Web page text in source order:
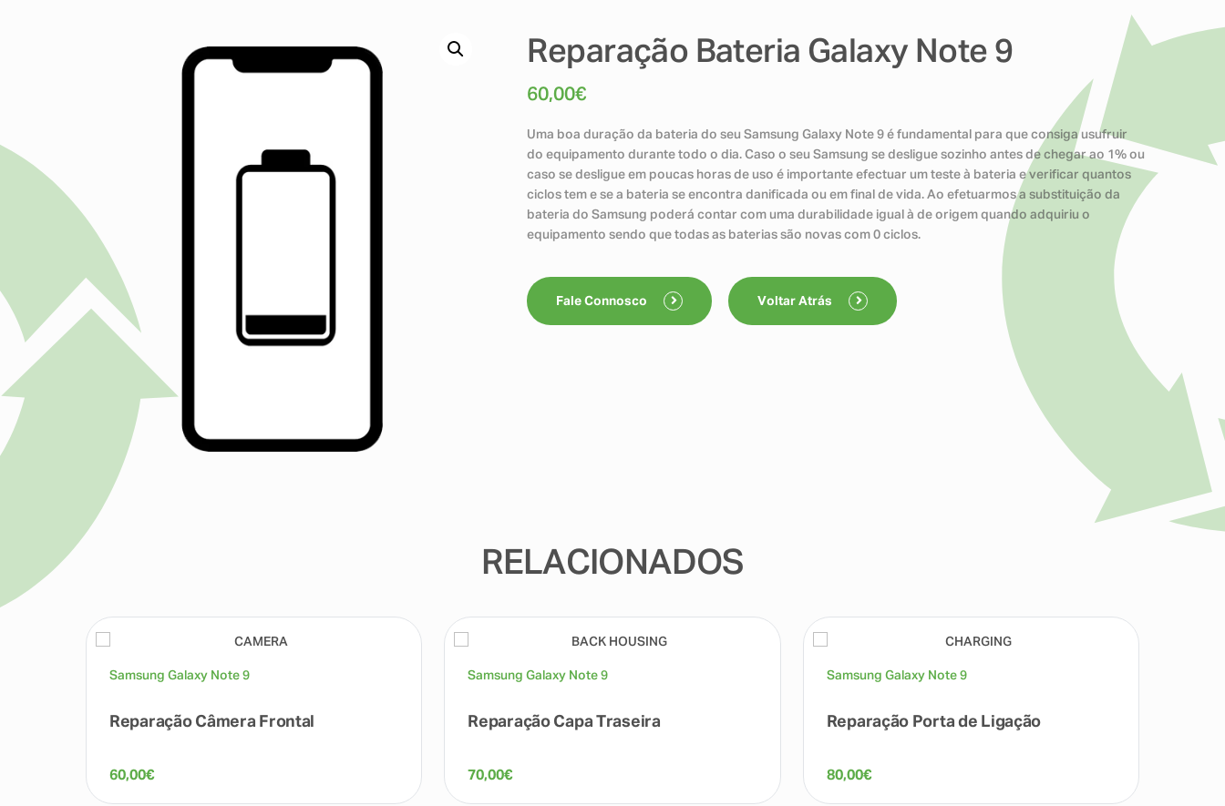
Reparação Bateria Galaxy Note 9
60,00€
Uma boa duração da bateria do seu Samsung Galaxy Note 9 é fundamental para que consiga usufruir
do equipamento durante todo o dia. Caso o seu Samsung se desligue sozinho antes de chegar ao 1% ou
caso se desligue em poucas horas de uso é importante efectuar um teste à bateria e verificar quantos
ciclos tem e se a bateria se encontra danificada ou em final de vida. Ao efetuarmos a substituição da
bateria do Samsung poderá contar com uma durabilidade igual à de origem quando adquiriu o
equipamento sendo que todas as baterias são novas com 0 ciclos.
Fale Connosco Voltar Atrás
RELACIONADOS
Samsung Galaxy Note 9
Reparação Câmera Frontal
60,00€
Samsung Galaxy Note 9
Reparação Capa Traseira
70,00€
Samsung Galaxy Note 9
Reparação Porta de Ligação
80,00€